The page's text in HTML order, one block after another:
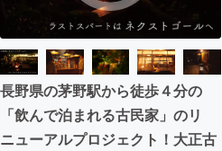
ビジネス・起業
まちづくり・地域活性化
CAMPFIRE for Social Good
長野県の茅野駅から徒歩４分の
「飲んで泊まれる古民家」のリ
ニューアルプロジェクト！大正古